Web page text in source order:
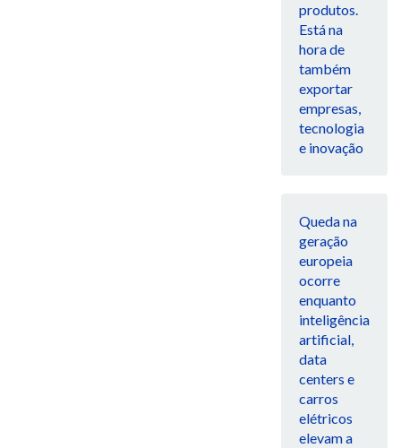
produtos.
Está na
hora de
também
exportar
empresas,
tecnologia
e inovação
Queda na
geração
europeia
ocorre
enquanto
inteligência
artificial,
data
centers e
carros
elétricos
elevam a